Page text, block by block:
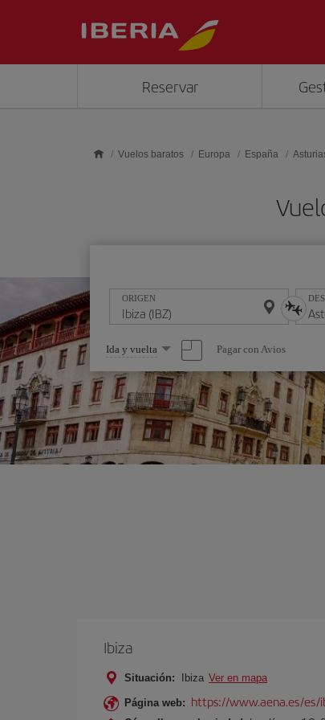
Reservar
Vuelos baratos Europa España
ORIGEN
Seleccione
una
opción
Ida y vuelta Pagar con Avios
Ibiza
Situación: Ibiza Ver en mapa
Página web: https://www.aena.es/es/